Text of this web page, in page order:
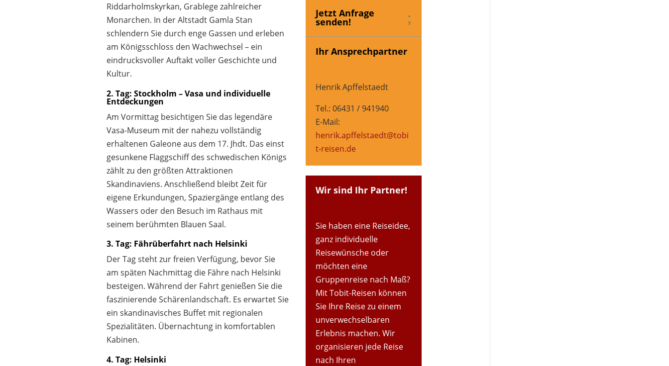
Riddarholmskyrkan, Grablege zahlreicher
Monarchen. In der Altstadt Gamla Stan
schlendern Sie durch enge Gassen und erleben
am Königsschloss den Wachwechsel – ein
eindrucksvoller Auftakt voller Geschichte und
Kultur.
2. Tag: Stockholm – Vasa und individuelle
Entdeckungen
Am Vormittag besichtigen Sie das legendäre
Vasa-Museum mit der nahezu vollständig
erhaltenen Galeone aus dem 17. Jhdt. Das einst
gesunkene Flaggschiff des schwedischen Königs
zählt zu den größten Attraktionen
Skandinaviens. Anschließend bleibt Zeit für
eigene Erkundungen, Spaziergänge entlang des
Wassers oder den Besuch im Rathaus mit
seinem berühmten Blauen Saal.
3. Tag: Fährüberfahrt nach Helsinki
Der Tag steht zur freien Verfügung, bevor Sie
am späten Nachmittag die Fähre nach Helsinki
besteigen. Während der Fahrt genießen Sie die
faszinierende Schärenlandschaft. Es erwartet Sie
ein skandinavisches Buffet mit regionalen
Spezialitäten. Übernachtung in komfortablen
Kabinen.
4. Tag: Helsinki
Jetzt Anfrage
senden!
Ihr Ansprechpartner
Henrik Apffelstaedt
Tel.: 06431 / 941940
E-Mail:
henrik.apffelstaedt@tobi
t-reisen.de
Wir sind Ihr Partner!
Sie haben eine Reiseidee,
ganz individuelle
Reisewünsche oder
möchten eine
Gruppenreise nach Maß?
Mit Tobit-Reisen können
Sie Ihre Reise zu einem
unverwechselbaren
Erlebnis machen. Wir
organisieren jede Reise
nach Ihren